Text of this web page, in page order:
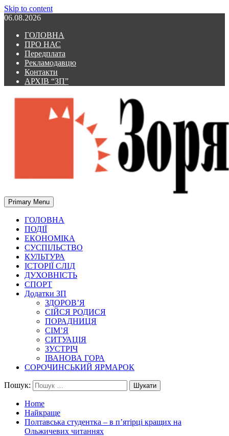
Skip to content
06.08.2026
ГОЛОВНА
ПРО НАС
Передплата
Рекламодавцю
Контакти
АРХІВ “ЗП”
Зоря Полтавщини
Зоря Полтавщини
Primary Menu
ГОЛОВНА
ПОДІЇ
ЕКОНОМІКА
СУСПІЛЬСТВО
КУЛЬТУРА
ІСТОРІЇ СЛІД
ДУХОВНІСТЬ
СПОРТ
Додатки ЗП
ЗДОРОВ’Я
СІЙСЯ РОДИСЯ
ПОРАДНИЦЯ
СІМ’Я
СИТУАЦІЯ
ЗУСТРІЧ
ІВАНОВА ГОРА
СОРОЧИНСЬКИЙ ЯРМАРОК
Пошук:
Home
Найкраще
Полтавська студентка – в п’ятірці кращих на
Ольжичевих читаннях